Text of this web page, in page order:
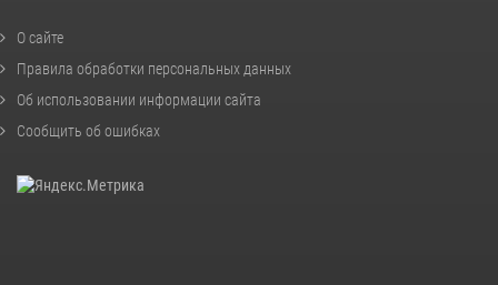
О сайте
Правила обработки персональных данных
Об использовании информации сайта
Сообщить об ошибках